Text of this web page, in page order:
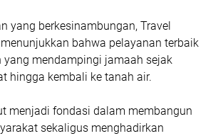
yang berkesinambungan, Travel
bahwa pelayanan terbaik
yang mendampingi jamaah sejak
hingga kembali ke tanah air.
menjadi fondasi dalam membangun
sekaligus menghadirkan